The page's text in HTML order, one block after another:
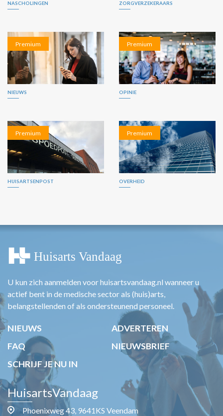
NASCHOLINGEN ZORGVERZEKERAARS
Premium
NIEUWS
Premium
OPINIE
Premium
HUISARTSENPOST
Premium
OVERHEID
U kun zich aanmelden voor huisartsvandaag.nl wanneer u
actief bent in de medische sector als (huis)arts,
belangstellenden of als ondersteunend personeel.
NIEUWS
ADVERTEREN
FAQ
NIEUWSBRIEF
SCHRIJF JE NU IN
HuisartsVandaag
Phoenixweg 43, 9641KS Veendam